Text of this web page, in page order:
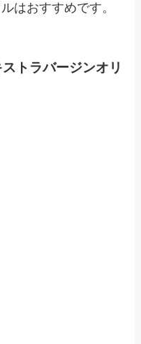
はおすすめです。
トラバージンオリ